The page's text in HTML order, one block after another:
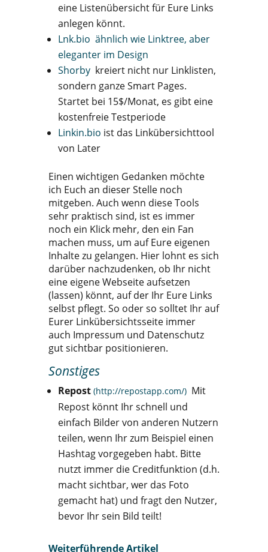
eine Listenübersicht für Eure Links
anlegen könnt.
Lnk.bio ähnlich wie Linktree, aber
eleganter im Design
Shorby kreiert nicht nur Linklisten,
sondern ganze Smart Pages.
Startet bei 15$/Monat, es gibt eine
kostenfreie Testperiode
Linkin.bio ist das Linkübersichttool
von Later
Einen wichtigen Gedanken möchte
ich Euch an dieser Stelle noch
mitgeben. Auch wenn diese Tools
sehr praktisch sind, ist es immer
noch ein Klick mehr, den ein Fan
machen muss, um auf Eure eigenen
Inhalte zu gelangen. Hier lohnt es sich
darüber nachzudenken, ob Ihr nicht
eine eigene Webseite aufsetzen
(lassen) könnt, auf der Ihr Eure Links
selbst pflegt. So oder so solltet Ihr auf
Eurer Linkübersichtsseite immer
auch Impressum und Datenschutz
gut sichtbar positionieren.
Sonstiges
Repost(http://repostapp.com/) Mit
Repost könnt Ihr schnell und
einfach Bilder von anderen Nutzern
teilen, wenn Ihr zum Beispiel einen
Hashtag vorgegeben habt. Bitte
nutzt immer die Creditfunktion (d.h.
macht sichtbar, wer das Foto
gemacht hat) und fragt den Nutzer,
bevor Ihr sein Bild teilt!
Weiterführende Artikel